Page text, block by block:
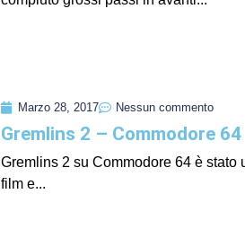
Marzo 28, 2017
Nessun commento
Gremlins 2 – Commodore 64
Gremlins 2 su Commodore 64 è stato
film e...